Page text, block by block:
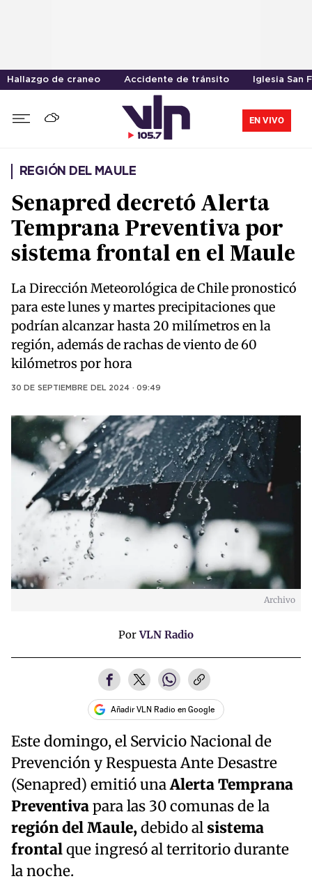
Hallazgo de craneo Accidente de tránsito Iglesia San
EN VIVO
REGIÓN DEL MAULE
Senapred decretó Alerta
Temprana Preventiva por
sistema frontal en el Maule
La Dirección Meteorológica de Chile pronosticó
para este lunes y martes precipitaciones que
podrían alcanzar hasta 20 milímetros en la
región, además de rachas de viento de 60
kilómetros por hora
30 DE SEPTIEMBRE DEL 2024 · 09:49
Archivo
PorVLN Radio
Añadir VLN Radio en Google
Este domingo, el Servicio Nacional de
Prevención y Respuesta Ante Desastre
(Senapred) emitió unaAlerta Temprana
Preventivapara las 30 comunas de la
región del Maule,debido al sistema
frontalque ingresó al territorio durante
la noche.